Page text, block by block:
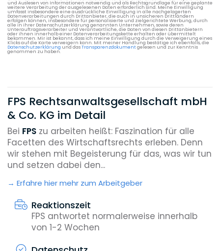
und Auslesen von Informationen notwendig und als Rechtsgrundlage für eine geplante
weitere Verarbeitung der ausgelesenen Daten erforderlich sind. Meine Einwilligung
umfasst insbesondere eine ausdrückliche Einwilligung in alle nachgelagerten
Datenverarbeitungen durch Drittanbieter, die auch in unsicheren Drittländern
erfolgen können, insbesondere für personalisierte und zielgerichtete Werbung, durch
alle in ihrer Datenschutzerklärung genannten Unternehmen, sowie deren
Unterauftragsverarbeiter und Verantwortliche, die Daten von diesen Drittanbietern
oder ihnen innerhalb einer Datenverarbeitungskette erhalten oder übermittelt
bekommen. Mir ist bekannt, dass ich meine Einwilligung durch die Verweigerung eines
Klicks auf die Karte verweigern kann. Mit meiner Handlung bestätige ich ebenfalls, die
Datenschutzerklärung und dasTransparenzdokumentgelesen und zur Kenntnis
genommen zu haben.
FPS Rechtsanwaltsgesellschaft mbH
& Co. KG im Detail
Bei FPS zu arbeiten heißt: Faszination für alle
Facetten des Wirtschaftsrechts erleben. Denn
wir stehen mit Begeisterung für das, was wir tun
und setzen dabei den...
Erfahre hier mehr zum Arbeitgeber
Reaktionszeit
FPS antwortet normalerweise innerhalb
von 1-2 Wochen